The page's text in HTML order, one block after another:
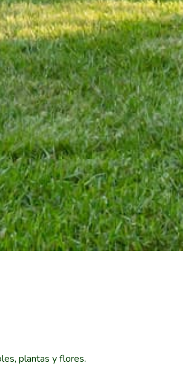
plantas y flores.